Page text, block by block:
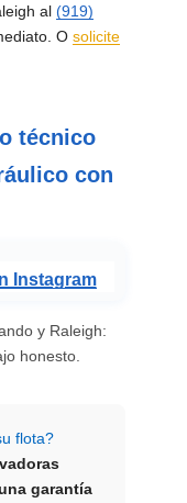
al (919)
O solicite
técnico
con
Instagram
y Raleigh:
honesto.
flota?
garantía